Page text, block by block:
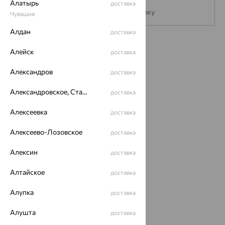
Подписаться на рассылку
ул. Зегеля, 27/2
Другие города
Заказать звонок
Алатырь
Чувашия
доставка
Алдан доставка
Алейск доставка
Александров доставка
Александровское, Ставропольский край доставка
Алексеевка доставка
Алексеево-Лозовское доставка
Алексин доставка
Алтайское доставка
Алупка доставка
Алушта доставка